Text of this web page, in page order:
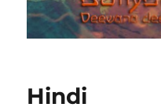
Hindi